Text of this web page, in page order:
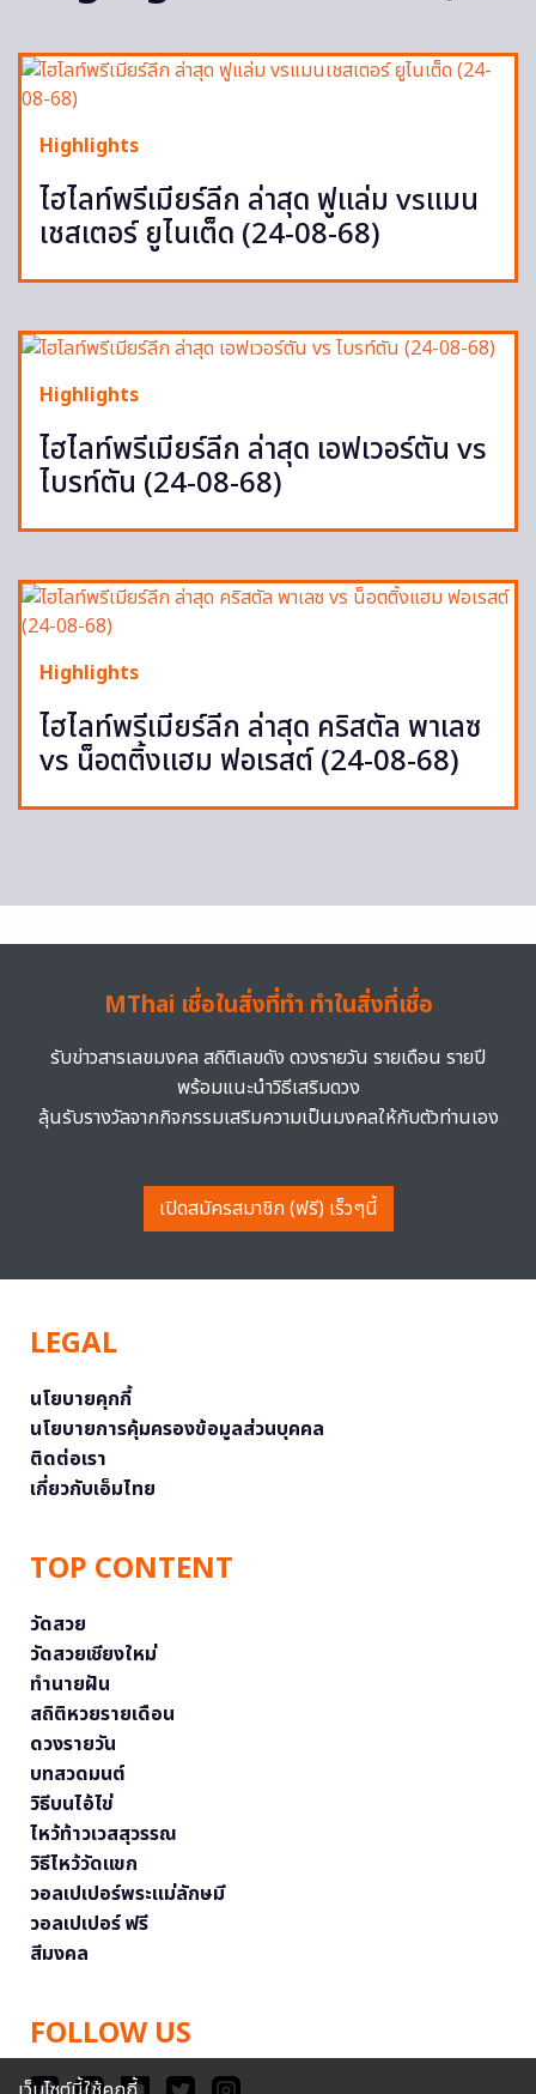
Highlights
ไฮไลท์พรีเมียร์ลีก ล่าสุด ฟูแล่ม vsแมน
เชสเตอร์ ยูไนเต็ด (24-08-68)
Highlights
ไฮไลท์พรีเมียร์ลีก ล่าสุด เอฟเวอร์ตัน vs
ไบรท์ตัน (24-08-68)
Highlights
ไฮไลท์พรีเมียร์ลีก ล่าสุด คริสตัล พาเลซ
vs น็อตติ้งแฮม ฟอเรสต์ (24-08-68)
MThai เชื่อในสิ่งที่ทำ ทำในสิ่งที่เชื่อ
รับข่าวสารเลขมงคล สถิติเลขดัง ดวงรายวัน รายเดือน รายปี
พร้อมแนะนำวิธีเสริมดวง
ลุ้นรับรางวัลจากกิจกรรมเสริมความเป็นมงคลให้กับตัวท่านเอง
เปิดสมัครสมาชิก (ฟรี) เร็วๆนี้
LEGAL
นโยบายคุกกี้
นโยบายการคุ้มครองข้อมูลส่วนบุคคล
ติดต่อเรา
เกี่ยวกับเอ็มไทย
TOP CONTENT
วัดสวย
วัดสวยเชียงใหม่
ทำนายฝัน
สถิติหวยรายเดือน
ดวงรายวัน
บทสวดมนต์
วิธีบนไอ้ไข่
ไหว้ท้าวเวสสุวรรณ
วิธีไหว้วัดแขก
วอลเปเปอร์พระแม่ลักษมี
วอลเปเปอร์ ฟรี
สีมงคล
FOLLOW US